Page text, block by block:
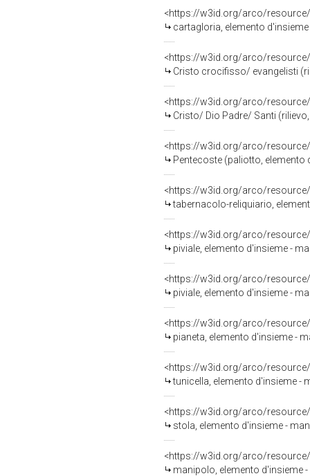
<https://w3id.org/arco/
cartagloria, elemento
<https://w3id.org/arco/
Cristo crocifisso/ evangelisti
<https://w3id.org/arco/
Cristo/ Dio Padre/ Santi
<https://w3id.org/arco/
Pentecoste (paliotto, elemento
<https://w3id.org/arco/
tabernacolo-reliquiario,
<https://w3id.org/arco/
piviale, elemento d'insieme -
<https://w3id.org/arco/
piviale, elemento d'insieme -
<https://w3id.org/arco/
pianeta, elemento d'insieme -
<https://w3id.org/arco/
tunicella, elemento d'insieme -
<https://w3id.org/arco/
stola, elemento d'insieme -
<https://w3id.org/arco/
manipolo, elemento d'insieme